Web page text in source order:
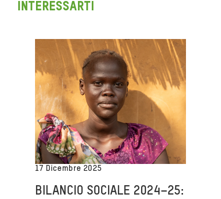
INTERESSARTI
17 Dicembre 2025
BILANCIO SOCIALE 2024–25: